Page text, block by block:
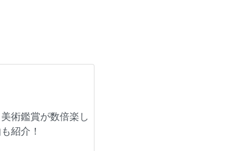
美術鑑賞が数倍楽し
紹介！